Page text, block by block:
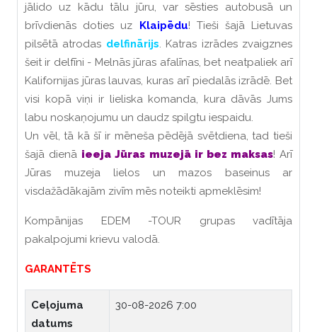
jālido uz kādu tālu jūru, var sēsties autobusā un
brīvdienās doties uz Klaipēdu! Tieši šajā Lietuvas
pilsētā atrodas delfinārijs. Katras izrādes zvaigznes
šeit ir delfīni - Melnās jūras afalīnas, bet neatpaliek arī
Kalifornijas jūras lauvas, kuras arī piedalās izrādē. Bet
visi kopā viņi ir lieliska komanda, kura dāvās Jums
labu noskaņojumu un daudz spilgtu iespaidu.
Un vēl, tā kā šī ir mēneša pēdējā svētdiena, tad tieši
šajā dienā ieeja Jūras muzejā ir bez maksas! Arī
Jūras muzeja lielos un mazos baseinus ar
visdažādākajām zivīm mēs noteikti apmeklēsim!
Kompānijas EDEM -TOUR grupas vadītāja
pakalpojumi krievu valodā.
GARANTĒTS
Ceļojuma
datums
30-08-2026 7:00